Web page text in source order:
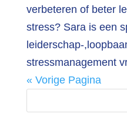
verbeteren of beter
stress? Sara is een
leiderschap-
stressmanagement
« Vorige Pagina